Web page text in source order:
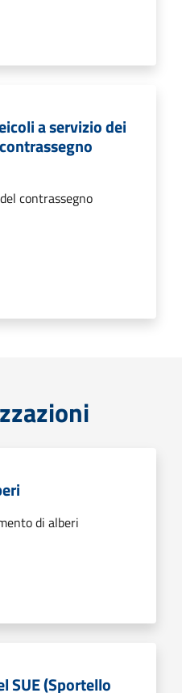
a servizio dei
contrassegno
di alberi
SUE (Sportello